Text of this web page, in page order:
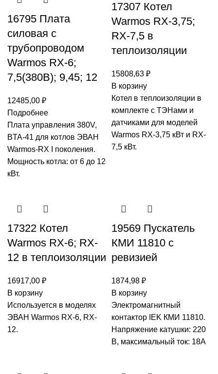
16795 Плата
силовая с
трубопроводом
Warmos RX-6;
7,5(380В); 9,45; 12
12485,00 ₽
Подробнее
Плата управления 380V,
BTA-41 для котлов ЭВАН
Warmos-RX I поколения.
Мощность котла: от 6 до 12
кВт.
17307 Котел
Warmos RX-3,75;
RX-7,5 в
теплоизоляции
15808,63 ₽
В корзину
Котел в теплоизоляции в
комплекте с ТЭНами и
датчиками для моделей
Warmos RX-3,75 кВт и RX-
7,5 кВт.
17322 Котел
Warmos RX-6; RX-
12 в теплоизоляции
16917,00 ₽
В корзину
Используется в моделях
ЭВАН Warmos RX-6, RX-
12.
19569 Пускатель
КМИ 11810 с
ревизией
1874,98 ₽
В корзину
Электромагнитный
контактор IEK КМИ 11810.
Напряжение катушки: 220
В, максимальный ток: 18А